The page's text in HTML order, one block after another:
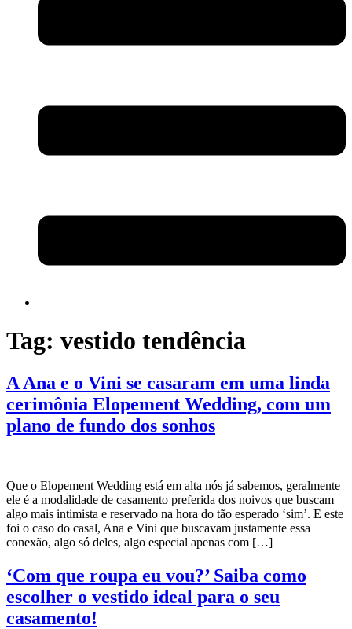
Tag: vestido tendência
A Ana e o Vini se casaram em uma linda
cerimônia Elopement Wedding, com um
plano de fundo dos sonhos
Que o Elopement Wedding está em alta nós já sabemos, geralmente
ele é a modalidade de casamento preferida dos noivos que buscam
algo mais intimista e reservado na hora do tão esperado ‘sim’. E este
foi o caso do casal, Ana e Vini que buscavam justamente essa
conexão, algo só deles, algo especial apenas com […]
‘Com que roupa eu vou?’ Saiba como
escolher o vestido ideal para o seu
casamento!